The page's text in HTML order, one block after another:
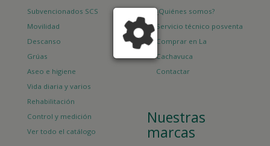
Subvencionados SCS
Movilidad
Descanso
Grúas
Aseo e higiene
Vida diaria y varios
Rehabilitación
Control y medición
Ver todo el catálogo
¿Quiénes somos?
Servicio técnico posventa
Comprar en La
Cachavuca
Contactar
Nuestras
marcas